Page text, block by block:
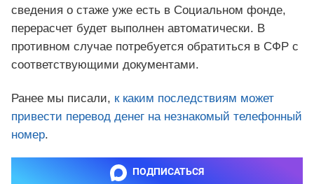
сведения о стаже уже есть в Социальном фонде,
перерасчет будет выполнен автоматически. В
противном случае потребуется обратиться в СФР с
соответствующими документами.
Ранее мы писали, к каким последствиям может
привести перевод денег на незнакомый телефонный
номер.
ПОДПИСАТЬСЯ